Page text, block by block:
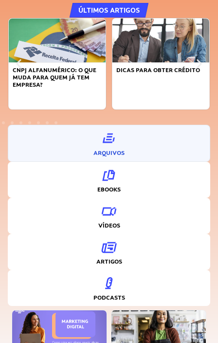
ÚLTIMOS ARTIGOS
DICAS PARA OBTER CRÉDITO
FAÇA A DIFERENÇA: SEJA
ARQUIVOS
EBOOKS
VÍDEOS
ARTIGOS
PODCASTS